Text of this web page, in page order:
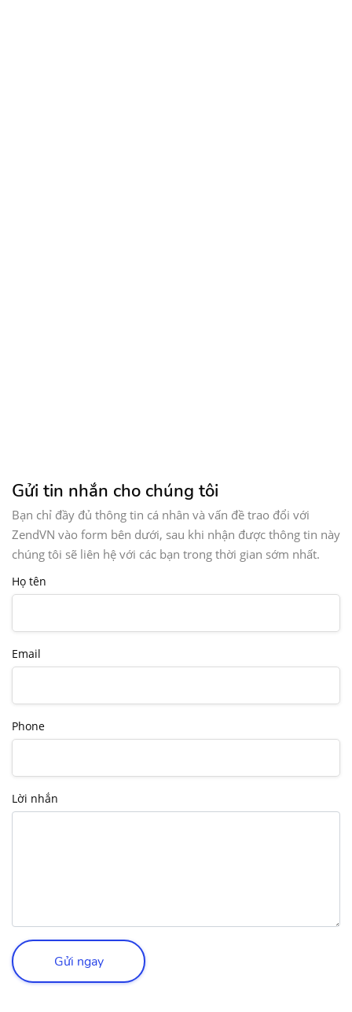
Gửi tin nhắn cho chúng tôi
Bạn chỉ đầy đủ thông tin cá nhân và vấn đề trao đổi với
ZendVN vào form bên dưới, sau khi nhận được thông tin này
chúng tôi sẽ liên hệ với các bạn trong thời gian sớm nhất.
Họ tên
Email
Phone
Lời nhắn
Gửi ngay